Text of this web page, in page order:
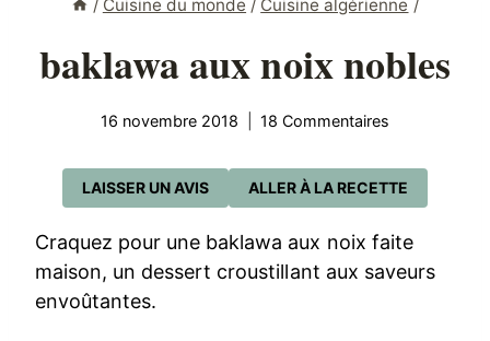
/ Cuisine du monde / Cuisine algérienne /
baklawa aux noix nobles
16 novembre 2018 18 Commentaires
ALLER À LA RECETTE
LAISSER UN AVIS
Craquez pour une baklawa aux noix faite
maison, un dessert croustillant aux saveurs
envoûtantes.